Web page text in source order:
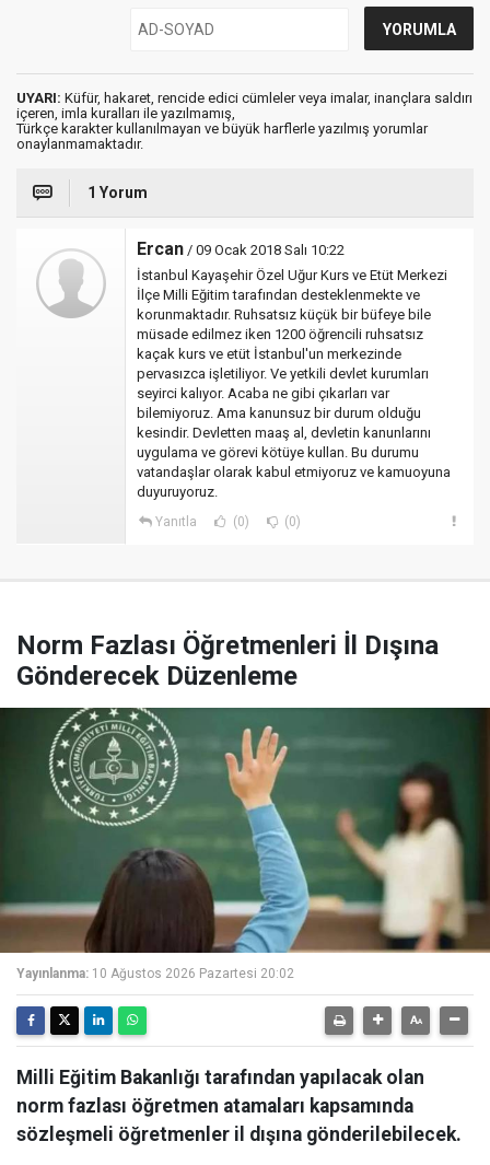
UYARI: Küfür, hakaret, rencide edici cümleler veya imalar, inançlara saldırı
içeren, imla kuralları ile yazılmamış,
Türkçe karakter kullanılmayan ve büyük harflerle yazılmış yorumlar
onaylanmamaktadır.
1 Yorum
Ercan / 09 Ocak 2018 Salı 10:22
İstanbul Kayaşehir Özel Uğur Kurs ve Etüt Merkezi
İlçe Milli Eğitim tarafından desteklenmekte ve
korunmaktadır. Ruhsatsız küçük bir büfeye bile
müsade edilmez iken 1200 öğrencili ruhsatsız
kaçak kurs ve etüt İstanbul'un merkezinde
pervasızca işletiliyor. Ve yetkili devlet kurumları
seyirci kalıyor. Acaba ne gibi çıkarları var
bilemiyoruz. Ama kanunsuz bir durum olduğu
kesindir. Devletten maaş al, devletin kanunlarını
uygulama ve görevi kötüye kullan. Bu durumu
vatandaşlar olarak kabul etmiyoruz ve kamuoyuna
duyuruyoruz.
Yanıtla (0) (0)
Norm Fazlası Öğretmenleri İl Dışına
Gönderecek Düzenleme
Yayınlanma: 10 Ağustos 2026 Pazartesi 20:02
Milli Eğitim Bakanlığı tarafından yapılacak olan
norm fazlası öğretmen atamaları kapsamında
sözleşmeli öğretmenler il dışına gönderilebilecek.